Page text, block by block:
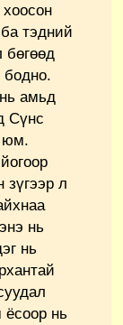
тэдний
бөгөөд
бодно.
амьд
Сүнс
юм.
зүгээр л
нь
нь
ёсоор нь